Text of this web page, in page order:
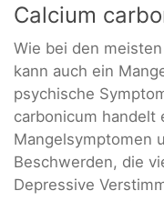
Calcium
Wie bei den
kann auch ein
psychische
carbonicum handelt
Mangelsymptomen
Beschwerden, die
Depressive